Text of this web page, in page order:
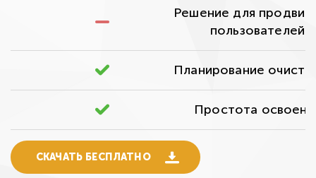
Решение для
пользователей
Планирование
Простота
СКАЧАТЬ БЕСПЛАТНО